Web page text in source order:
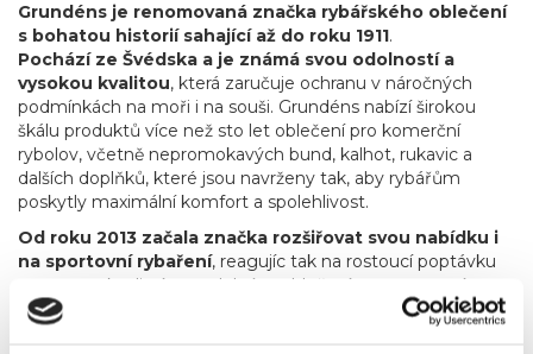
Grundéns je renomovaná značka rybářského oblečení
s bohatou historií sahající až do roku 1911.
Pochází ze Švédska a je známá svou odolností a
vysokou kvalitou, která zaručuje ochranu v náročných
podmínkách na moři i na souši. Grundéns nabízí širokou
škálu produktů více než sto let oblečení pro komerční
rybolov, včetně nepromokavých bund, kalhot, rukavic a
dalších doplňků, které jsou navrženy tak, aby rybářům
poskytly maximální komfort a spolehlivost.
Od roku 2013 začala značka rozšiřovat svou nabídku i
na sportovní rybaření, reagujíc tak na rostoucí poptávku
po vysoce kvalitním a odolném oblečení pro sportovní
rybáře. Grundéns nyní nabízí špičkové vybavení pro
muškaření a přívlač, které splňuje náročné požadavky